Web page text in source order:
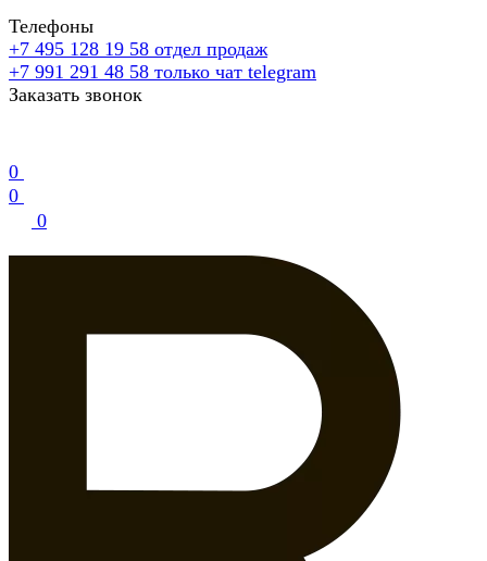
Телефоны
+7 495 128 19 58 отдел продаж
+7 991 291 48 58 только чат telegram
Заказать звонок
0
0
0